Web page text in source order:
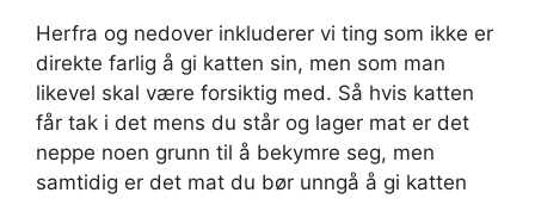
Herfra og nedover inkluderer vi ting som ikke er
direkte farlig å gi katten sin, men som man
likevel skal være forsiktig med. Så hvis katten
får tak i det mens du står og lager mat er det
neppe noen grunn til å bekymre seg, men
samtidig er det mat du bør unngå å gi katten